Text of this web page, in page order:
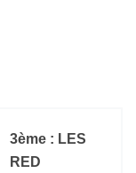
3ème : LES
RED